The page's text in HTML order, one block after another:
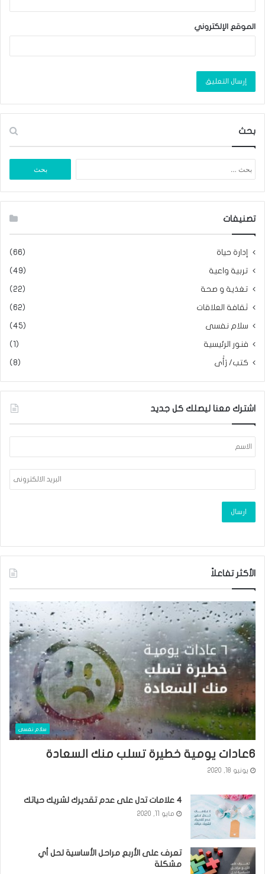
الموقع الإلكتروني
بحث
عن:
تصنيفات
إدارة حياة (66)
تربية واعية (49)
تغذية و صحة (22)
ثقافة العلاقات (62)
سلام نفسى (45)
فنور الرئيسية (1)
كتب/ رَأَى (8)
اشترك معنا ليصلك كل جديد
الأكثر تفاعلاً
سلام نفسى
٦عادات يومية خطيرة تسلب منك السعادة
يونيو 18, 2020
٤ علامات تدل على عدم تقديرك لشريك حياتك
مايو 11, 2020
تعرف على الأربع مراحل الأساسية لحل أي
مشكلة